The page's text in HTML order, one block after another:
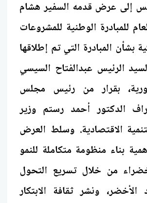
إلى عرض قدمه السفير هشام
للمبادرة الوطنية للمشروعات
بشأن المبادرة التي تم إطلاقها
الرئيس عبدالفتاح السيسي
بقرار من رئيس مجلس
الدكتور أحمد رستم وزير
الاقتصادية. وسلط العرض
بناء منظومة متكاملة للنمو
من خلال تسريع التحول
الأخضر، ونشر ثقافة الابتكار